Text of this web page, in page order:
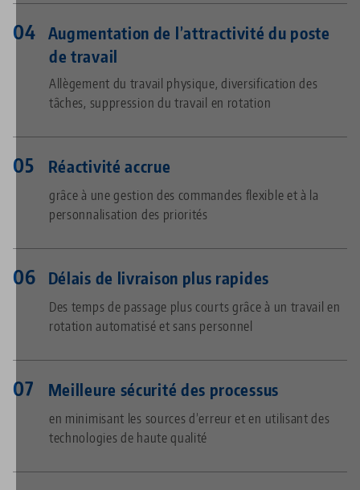
Augmentation de l’attractivité du poste
de travail
Allègement du travail physique, diversification des
tâches, suppression du travail en rotation
Réactivité accrue
grâce à une gestion des commandes flexible et à la
personnalisation des priorités
Délais de livraison plus rapides
Des temps de passage plus courts grâce à un travail en
rotation automatisé et sans personnel
Meilleure sécurité des processus
en minimisant les sources d’erreur et en utilisant des
technologies de haute qualité